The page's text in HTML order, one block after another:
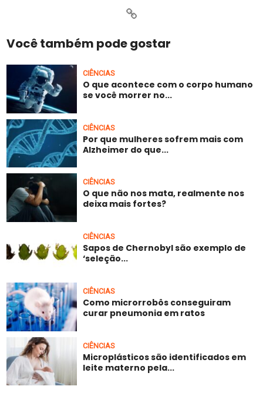
Você também pode gostar
CIÊNCIAS
O que acontece com o corpo humano
se você morrer no...
CIÊNCIAS
Por que mulheres sofrem mais com
Alzheimer do que...
CIÊNCIAS
O que não nos mata, realmente nos
deixa mais fortes?
CIÊNCIAS
Sapos de Chernobyl são exemplo de
‘seleção...
CIÊNCIAS
Como microrrobôs conseguiram
curar pneumonia em ratos
CIÊNCIAS
Microplásticos são identificados em
leite materno pela...